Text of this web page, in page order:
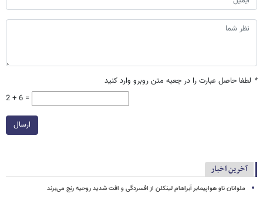
* لطفا حاصل عبارت را در جعبه متن روبرو وارد کنید
2 + 6 =
ارسال
آخرین اخبار
ملوانان ناو هواپیمابر آبراهام لینکلن از افسردگی و افت شدید روحیه رنج می‌برند